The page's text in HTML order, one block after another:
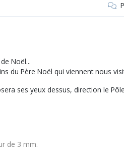
Noël...
du Père Noël qui viennent nous
ses yeux dessus, direction le
de 3 mm.